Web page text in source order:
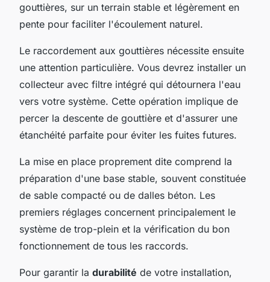
gouttières, sur un terrain stable et légèrement en
pente pour faciliter l'écoulement naturel.
Le raccordement aux gouttières nécessite ensuite
une attention particulière. Vous devrez installer un
collecteur avec filtre intégré qui détournera l'eau
vers votre système. Cette opération implique de
percer la descente de gouttière et d'assurer une
étanchéité parfaite pour éviter les fuites futures.
La mise en place proprement dite comprend la
préparation d'une base stable, souvent constituée
de sable compacté ou de dalles béton. Les
premiers réglages concernent principalement le
système de trop-plein et la vérification du bon
fonctionnement de tous les raccords.
Pour garantir la durabilité de votre installation,